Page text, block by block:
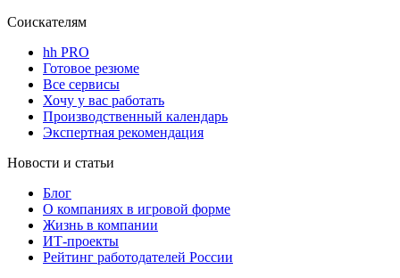
Соискателям
hh PRO
Готовое резюме
Все сервисы
Хочу у вас работать
Производственный календарь
Экспертная рекомендация
Новости и статьи
Блог
О компаниях в игровой форме
Жизнь в компании
ИТ-проекты
Рейтинг работодателей России